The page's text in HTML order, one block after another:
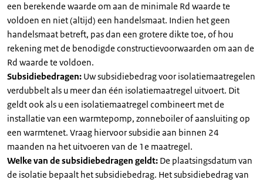
een berekende waarde om aan de minimale Rd waarde te
voldoen en niet (altijd) een handelsmaat. Indien het geen
handelsmaat betreft, pas dan een grotere dikte toe, of hou
rekening met de benodigde constructievoorwaarden om aan de
Rd waarde te voldoen.
Subsidiebedragen: Uw subsidiebedrag voor isolatiemaatregelen
verdubbelt als u meer dan één isolatiemaatregel uitvoert. Dit
geldt ook als u een isolatiemaatregel combineert met de
installatie van een warmtepomp, zonneboiler of aansluiting op
een warmtenet. Vraag hiervoor subsidie aan binnen 24
maanden na het uitvoeren van de 1e maatregel.
Welke van de subsidiebedragen geldt: De plaatsingsdatum van
de isolatie bepaalt het subsidiebedrag. Het subsidiebedrag van